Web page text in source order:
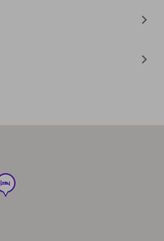
hotel